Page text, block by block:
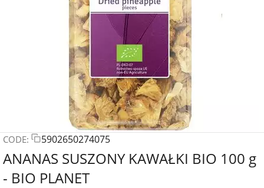
CODE: 5902650274075
ANANAS SUSZONY KAWAŁKI BIO 100 g
- BIO PLANET